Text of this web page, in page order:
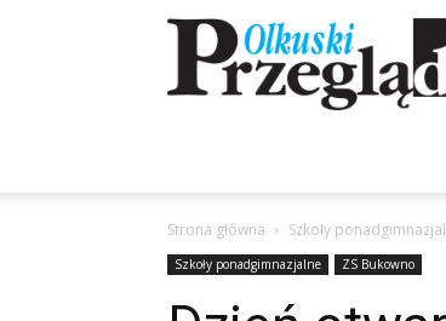
Przegląd
Olkuski
Strona główna Szkoły
Szkoły ponadgimnazjalne ZS Bukowno